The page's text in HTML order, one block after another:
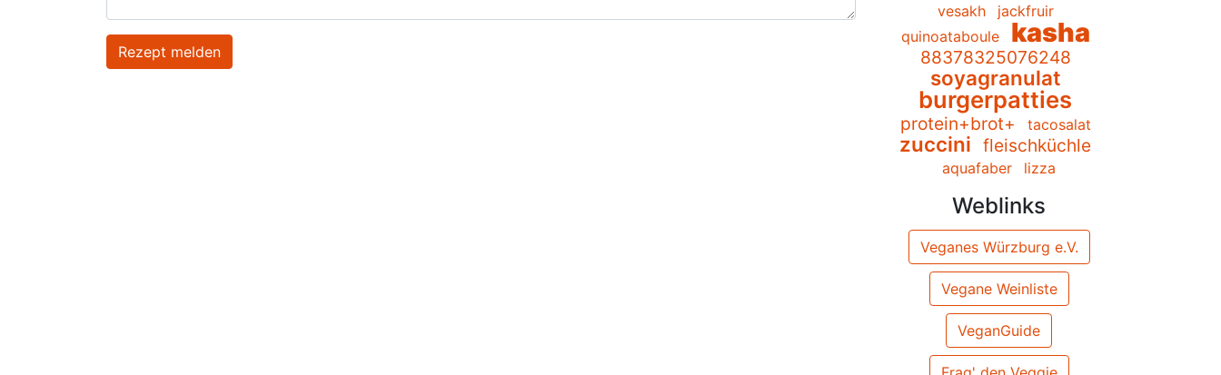
vesakh
jackfruir
quinoataboule
kasha
88378325076248
soyagranulat
burgerpatties
protein+brot+ tacosalat
zuccini fleischküchle
aquafaber lizza
Weblinks
Veganes Würzburg e.V.
Vegane Weinliste
VeganGuide